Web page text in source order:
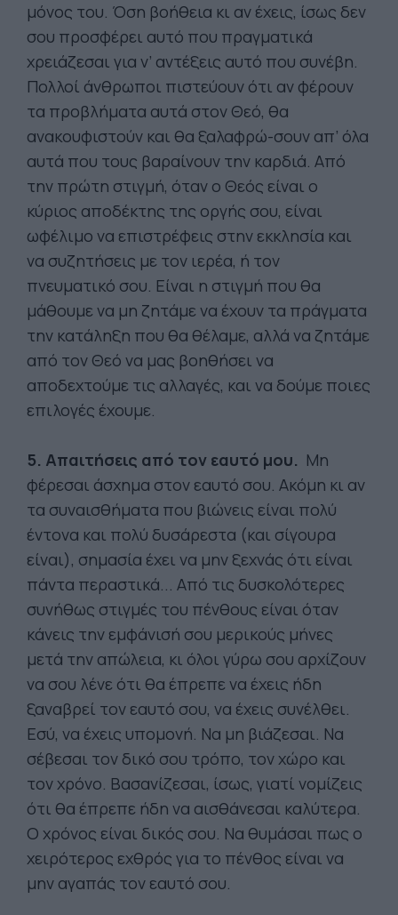
μόνος του. Όση βοήθεια κι αν έχεις, ίσως δεν
σου προσφέρει αυτό που πραγματικά
χρειάζεσαι για ν’ αντέξεις αυτό που συνέβη.
Πολλοί άνθρωποι πιστεύουν ότι αν φέρουν
τα προβλήματα αυτά στον Θεό, θα
ανακουφιστούν και θα ξαλαφρώ-σουν απ’ όλα
αυτά που τους βαραίνουν την καρδιά. Από
την πρώτη στιγμή, όταν ο Θεός είναι ο
κύριος αποδέκτης της οργής σου, είναι
ωφέλιμο να επιστρέφεις στην εκκλησία και
να συζητήσεις με τον ιερέα, ή τον
πνευματικό σου. Είναι η στιγμή που θα
μάθουμε να μη ζητάμε να έχουν τα πράγματα
την κατάληξη που θα θέλαμε, αλλά να ζητάμε
από τον Θεό να μας βοηθήσει να
αποδεχτούμε τις αλλαγές, και να δούμε ποιες
επιλογές έχουμε.
5. Απαιτήσεις από τον εαυτό μου. Μη
φέρεσαι άσχημα στον εαυτό σου. Ακόμη κι αν
τα συναισθήματα που βιώνεις είναι πολύ
έντονα και πολύ δυσάρεστα (και σίγουρα
είναι), σημασία έχει να μην ξεχνάς ότι είναι
πάντα περαστικά... Από τις δυσκολότερες
συνήθως στιγμές του πένθους είναι όταν
κάνεις την εμφάνισή σου μερικούς μήνες
μετά την απώλεια, κι όλοι γύρω σου αρχίζουν
να σου λένε ότι θα έπρεπε να έχεις ήδη
ξαναβρεί τον εαυτό σου, να έχεις συνέλθει.
Εσύ, να έχεις υπομονή. Να μη βιάζεσαι. Να
σέβεσαι τον δικό σου τρόπο, τον χώρο και
τον χρόνο. Βασανίζεσαι, ίσως, γιατί νομίζεις
ότι θα έπρεπε ήδη να αισθάνεσαι καλύτερα.
Ο χρόνος είναι δικός σου. Να θυμάσαι πως ο
χειρότερος εχθρός για το πένθος είναι να
μην αγαπάς τον εαυτό σου.